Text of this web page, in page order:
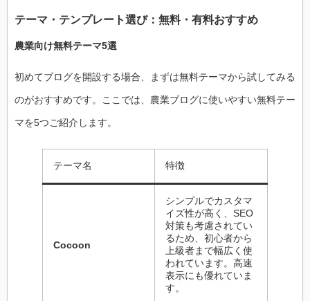
テーマ・テンプレート選び：無料・有料おすすめ
農業向け無料テーマ5選
初めてブログを開設する場合、まずは無料テーマから試してみる
のがおすすめです。ここでは、農業ブログに使いやすい無料テー
マを5つご紹介します。
テーマ名 特徴
Cocoon
シンプルでカスタマ
イズ性が高く、SEO
対策も考慮されてい
るため、初心者から
上級者まで幅広く使
われています。高速
表示にも優れていま
す。